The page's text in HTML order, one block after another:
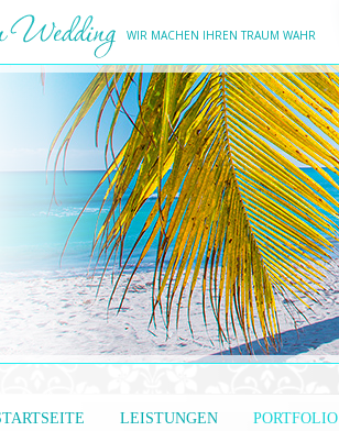
WIR MACHEN IHREN TRAUM WAHR
LEISTUNGEN PORTFOLIO